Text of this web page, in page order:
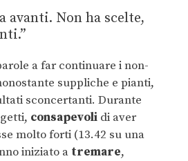
avanti. Non ha scelte,
a far continuare i non-
suppliche e pianti,
sconcertanti. Durante
consapevoli di aver
molto forti (13.42 su una
iniziato a tremare,